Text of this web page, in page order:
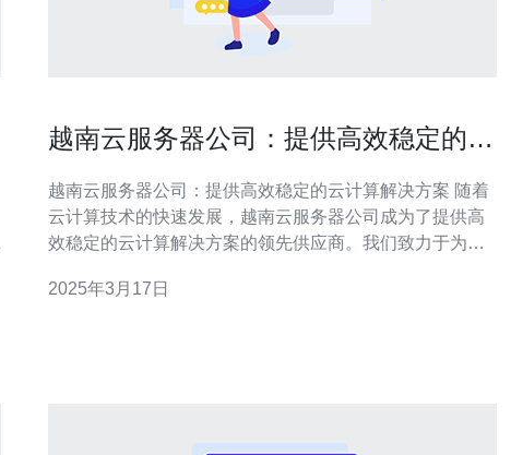
越南云服务器公司：提供高效稳定的云
越南云服务器公司：提供高效稳定的云计算解决方案 随着
云计算技术的快速发展，越南云服务器公司成为了提供高
效稳定的云计算解决方案的领先供应商。我们致力于为客
高业务效率。 越南云服务器公司的云计算解决方案拥有卓
2025年3月17日